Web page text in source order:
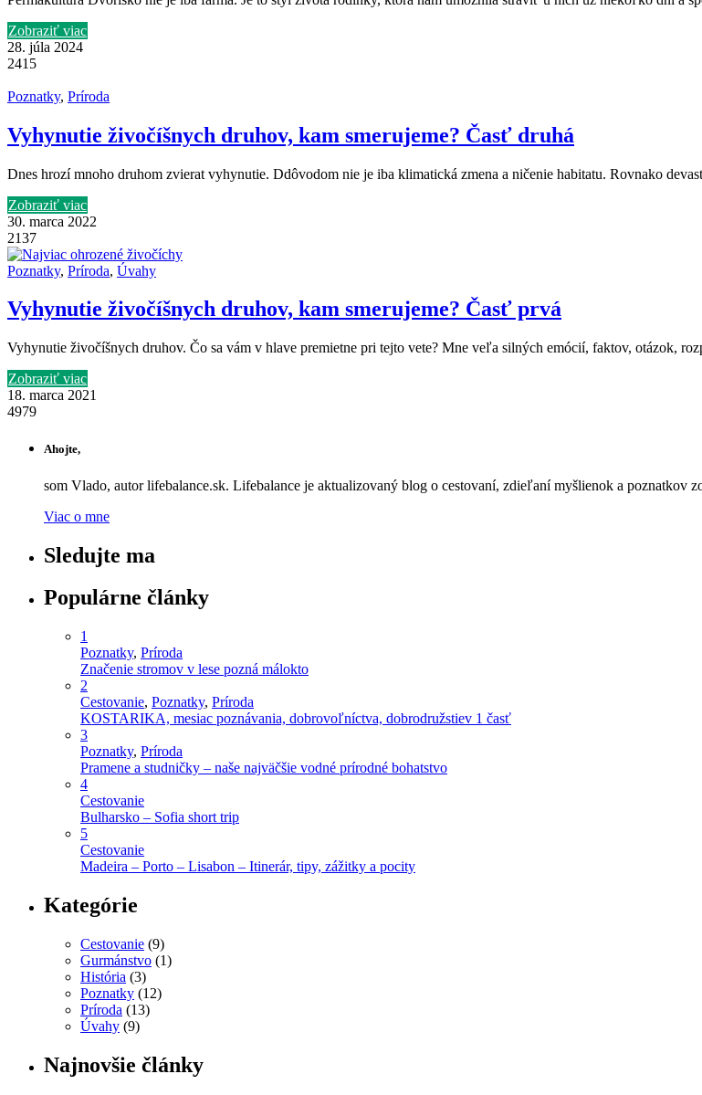
Zobraziť viac
28. júla 2024
2415
Poznatky, Príroda
Vyhynutie živočíšnych druhov, kam smerujeme? Časť druhá
Dnes hrozí mnoho druhom zvierat vyhynutie. Ddôvodom nie je iba klimatická zmena a ničenie habitatu. Rovnako
Zobraziť viac
30. marca 2022
2137
Poznatky, Príroda, Úvahy
Vyhynutie živočíšnych druhov, kam smerujeme? Časť prvá
Vyhynutie živočíšnych druhov. Čo sa vám v hlave premietne pri tejto vete? Mne veľa silných emócií, faktov, otázok,
Zobraziť viac
18. marca 2021
4979
Ahojte,
som Vlado, autor lifebalance.sk. Lifebalance je aktualizovaný blog o cestovaní, zdieľaní myšlienok a poznatkov
Viac o mne
Sledujte ma
Populárne články
1
Poznatky, Príroda
Značenie stromov v lese pozná málokto
2
Cestovanie, Poznatky, Príroda
KOSTARIKA, mesiac poznávania, dobrovoľníctva, dobrodružstiev 1 časť
3
Poznatky, Príroda
Pramene a studničky – naše najväčšie vodné prírodné bohatstvo
4
Cestovanie
Bulharsko – Sofia short trip
5
Cestovanie
Madeira – Porto – Lisabon – Itinerár, tipy, zážitky a pocity
Kategórie
Cestovanie (9)
Gurmánstvo (1)
História (3)
Poznatky (12)
Príroda (13)
Úvahy (9)
Najnovšie články